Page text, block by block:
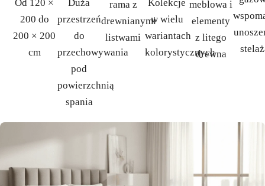
Od 120 ×
200 do
200 × 200
cm
Duża
przestrzeń
do
przechowywania
pod
powierzchnią
spania
rama z
drewnianymi
listwami
Kolekcje
w wielu
wariantach
kolorystycznych
meblowa i
elementy
z litego
drewna